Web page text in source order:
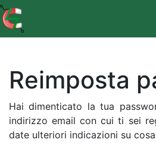
Reimposta
Hai dimenticato la tua
indirizzo email con cui ti sei
date ulteriori indicazioni su